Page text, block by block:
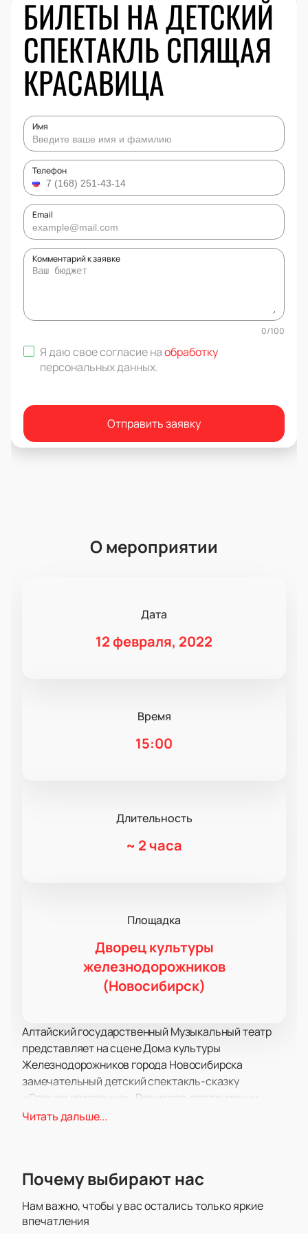
БИЛЕТЫ НА ДЕТСКИЙ
СПЕКТАКЛЬ СПЯЩАЯ
КРАСАВИЦА
Имя
Телефон
Email
Комментарий к заявке
0/100
Я даю свое согласие наобработку
персональных данных.
Отправить заявку
О мероприятии
Дата
12 февраля, 2022
Время
15:00
Длительность
~ 2 часа
Площадка
Дворец культуры
железнодорожников
(Новосибирск)
Алтайский государственный Музыкальный театр
представляет на сцене Дома культуры
Железнодорожников города Новосибирска
замечательный детский спектакль-сказку
«Спящая красавица». Режиссер-постановщик –
Константин Яковлев. Действо состоится 12
Музыкальная сказка в двух действиях о принцессе
королевство собирается на день рождения
принцессы. Вокруг веселье, песни и танцы. Все
Читать дальше...
Почему выбирают нас
Нам важно, чтобы у вас остались только яркие
впечатления